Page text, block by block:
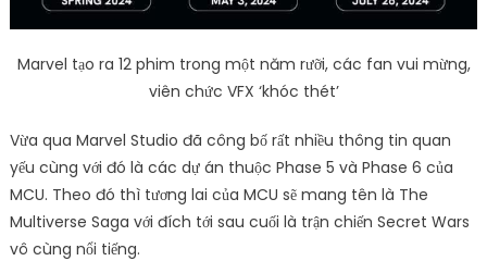
Marvel tạo ra 12 phim trong một năm rưỡi, các fan vui mừng,
viên chức VFX ‘khóc thét’
Vừa qua Marvel Studio đã công bố rất nhiều thông tin quan
yếu cùng với đó là các dự án thuộc Phase 5 và Phase 6 của
MCU. Theo đó thì tương lai của MCU sẽ mang tên là The
Multiverse Saga với đích tới sau cuối là trận chiến Secret Wars
vô cùng nổi tiếng.